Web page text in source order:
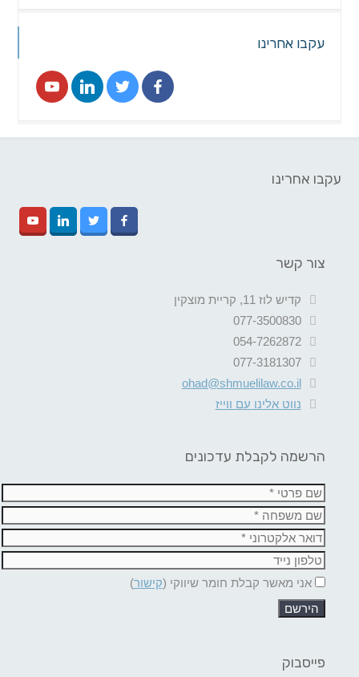
עקבו אחרינו
עקבו אחרינו
צור קשר
קדיש לוז 11, קריית מוצקין
077-3500830
054-7262872
077-3181307
ohad@shmuelilaw.co.il
נווט אלינו עם ווייז
הרשמה לקבלת עדכונים
אני מאשר קבלת חומר שיווקי (קישור)
פייסבוק